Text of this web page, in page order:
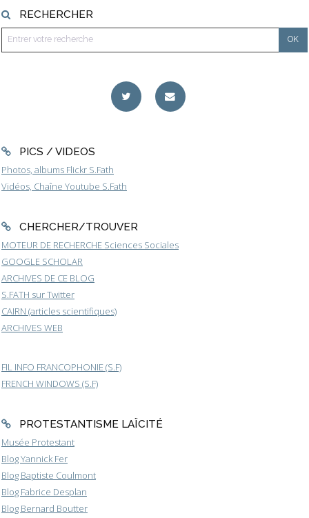
RECHERCHER
PICS / VIDEOS
Photos, albums Flickr S.Fath
Vidéos, Chaîne Youtube S.Fath
CHERCHER/TROUVER
MOTEUR DE RECHERCHE Sciences Sociales
GOOGLE SCHOLAR
ARCHIVES DE CE BLOG
S.FATH sur Twitter
CAIRN (articles scientifiques)
ARCHIVES WEB
FIL INFO FRANCOPHONIE (S.F)
FRENCH WINDOWS (S.F)
PROTESTANTISME LAÏCITÉ
Musée Protestant
Blog Yannick Fer
Blog Baptiste Coulmont
Blog Fabrice Desplan
Blog Bernard Boutter